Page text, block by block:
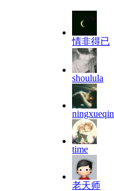
情非得已
shoulula
ningxueqin
time
老天师